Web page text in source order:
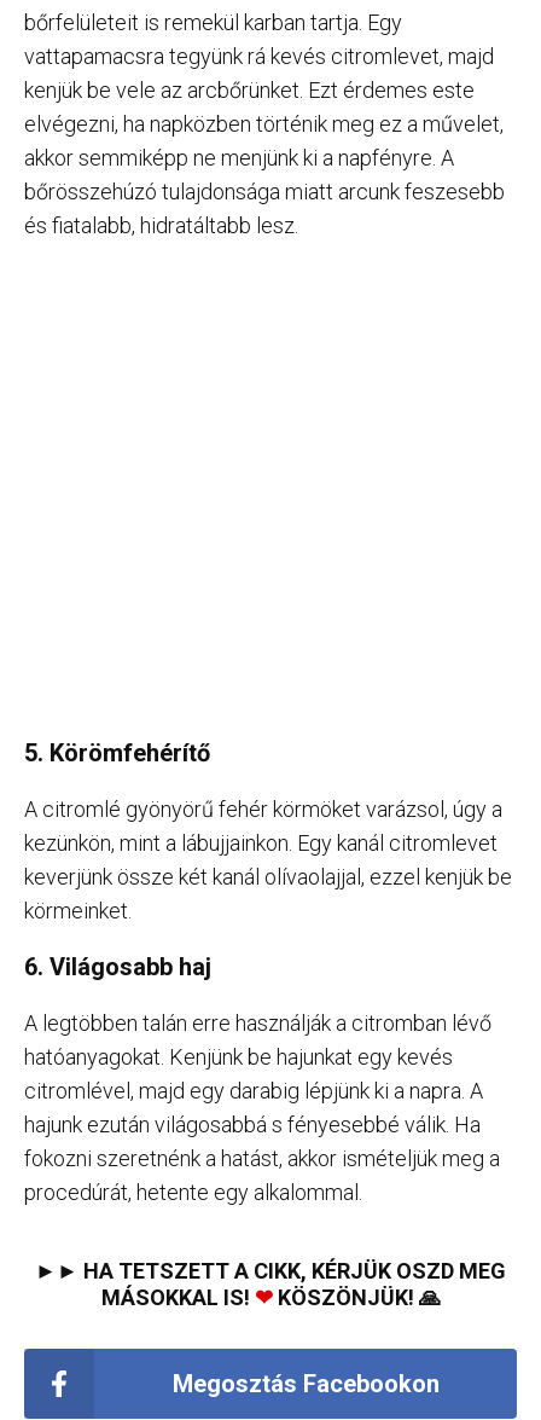
bőrfelületeit is remekül karban tartja. Egy
vattapamacsra tegyünk rá kevés citromlevet, majd
kenjük be vele az arcbőrünket. Ezt érdemes este
elvégezni, ha napközben történik meg ez a művelet,
akkor semmiképp ne menjünk ki a napfényre. A
bőrösszehúzó tulajdonsága miatt arcunk feszesebb
és fiatalabb, hidratáltabb lesz.
5. Körömfehérítő
A citromlé gyönyörű fehér körmöket varázsol, úgy a
kezünkön, mint a lábujjainkon. Egy kanál citromlevet
keverjünk össze két kanál olívaolajjal, ezzel kenjük be
körmeinket.
6. Világosabb haj
A legtöbben talán erre használják a citromban lévő
hatóanyagokat. Kenjünk be hajunkat egy kevés
citromlével, majd egy darabig lépjünk ki a napra. A
hajunk ezután világosabbá s fényesebbé válik. Ha
fokozni szeretnénk a hatást, akkor ismételjük meg a
procedúrát, hetente egy alkalommal.
►► HA TETSZETT A CIKK, KÉRJÜK OSZD MEG
MÁSOKKAL IS! ❤KÖSZÖNJÜK! 🙏
Megosztás Facebookon